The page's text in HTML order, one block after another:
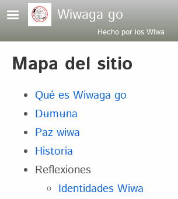
Pasar al contenido principal
Wiwaga go
Hecho por los Wiwa
Mapa del sitio
Qué es Wiwaga go
Dʉmʉna
Paz wiwa
Historia
Reflexiones
Identidades Wiwa